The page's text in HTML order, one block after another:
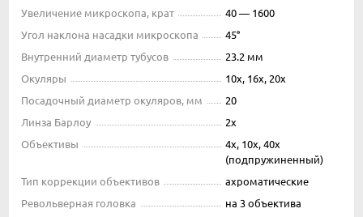
Увеличение микроскопа, крат
40 — 1600
Угол наклона насадки микроскопа
45°
Внутренний диаметр тубусов
23.2 мм
Окуляры
10х, 16х, 20х
Посадочный диаметр окуляров, мм
20
Линза Барлоу
2х
Объективы
4х, 10х, 40х
(подпружиненный)
Тип коррекции объективов
ахроматические
Револьверная головка
на 3 объектива